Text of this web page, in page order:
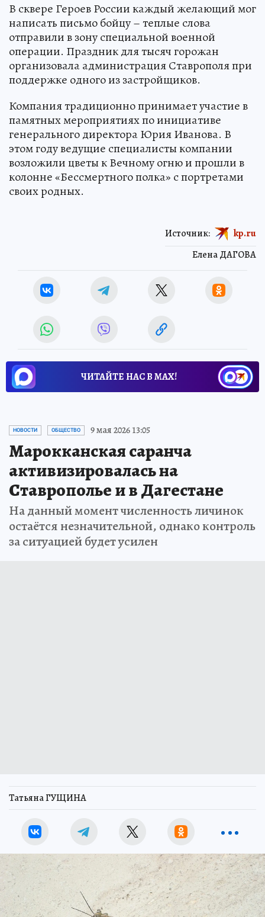
В сквере Героев России каждый желающий мог
написать письмо бойцу – теплые слова
отправили в зону специальной военной
операции. Праздник для тысяч горожан
организовала администрация Ставрополя при
поддержке одного из застройщиков.
Компания традиционно принимает участие в
памятных мероприятиях по инициативе
генерального директора Юрия Иванова. В
этом году ведущие специалисты компании
возложили цветы к Вечному огню и прошли в
колонне «Бессмертного полка» с портретами
своих родных.
Елена ДАГОВА
Источник: kp.ru
ЧИТАЙТЕ НАС В МАХ!
НОВОСТИ ОБЩЕСТВО 9 мая 2026 13:05
Марокканская саранча
активизировалась на
Ставрополье и в Дагестане
На данный момент численность личинок
остаётся незначительной, однако контроль
за ситуацией будет усилен
Татьяна ГУЩИНА